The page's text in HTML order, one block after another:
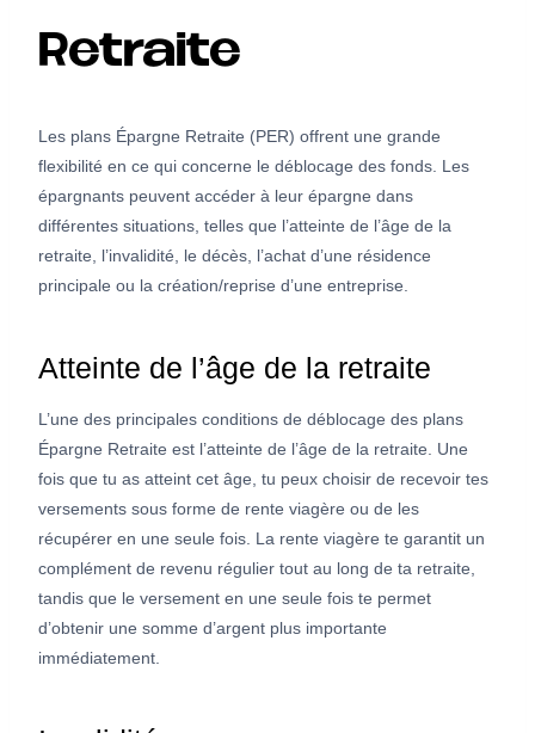
Retraite
Les plans Épargne Retraite (PER) offrent une grande
flexibilité en ce qui concerne le déblocage des fonds. Les
épargnants peuvent accéder à leur épargne dans
différentes situations, telles que l’atteinte de l’âge de la
retraite, l’invalidité, le décès, l’achat d’une résidence
principale ou la création/reprise d’une entreprise.
Atteinte de l’âge de la retraite
L’une des principales conditions de déblocage des plans
Épargne Retraite est l’atteinte de l’âge de la retraite. Une
fois que tu as atteint cet âge, tu peux choisir de recevoir tes
versements sous forme de rente viagère ou de les
récupérer en une seule fois. La rente viagère te garantit un
complément de revenu régulier tout au long de ta retraite,
tandis que le versement en une seule fois te permet
d’obtenir une somme d’argent plus importante
immédiatement.